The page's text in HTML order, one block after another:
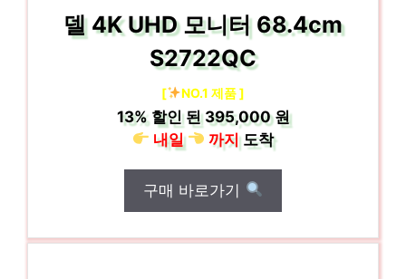
델 4K UHD 모니터 68.4cm
S2722QC
[ NO.1 제품 ]
13%할인 된395,000 원
내일
까지도착
구매 바로가기